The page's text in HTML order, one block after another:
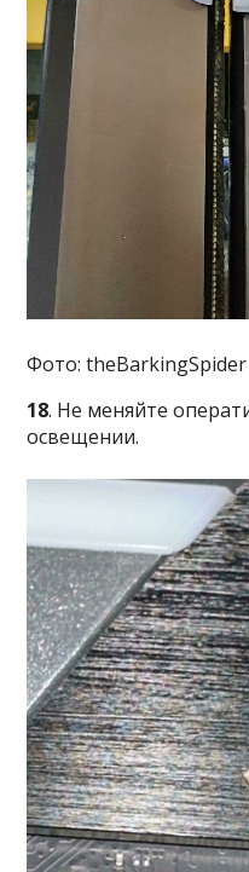
Фото:
18. Не меняйте
освещении.